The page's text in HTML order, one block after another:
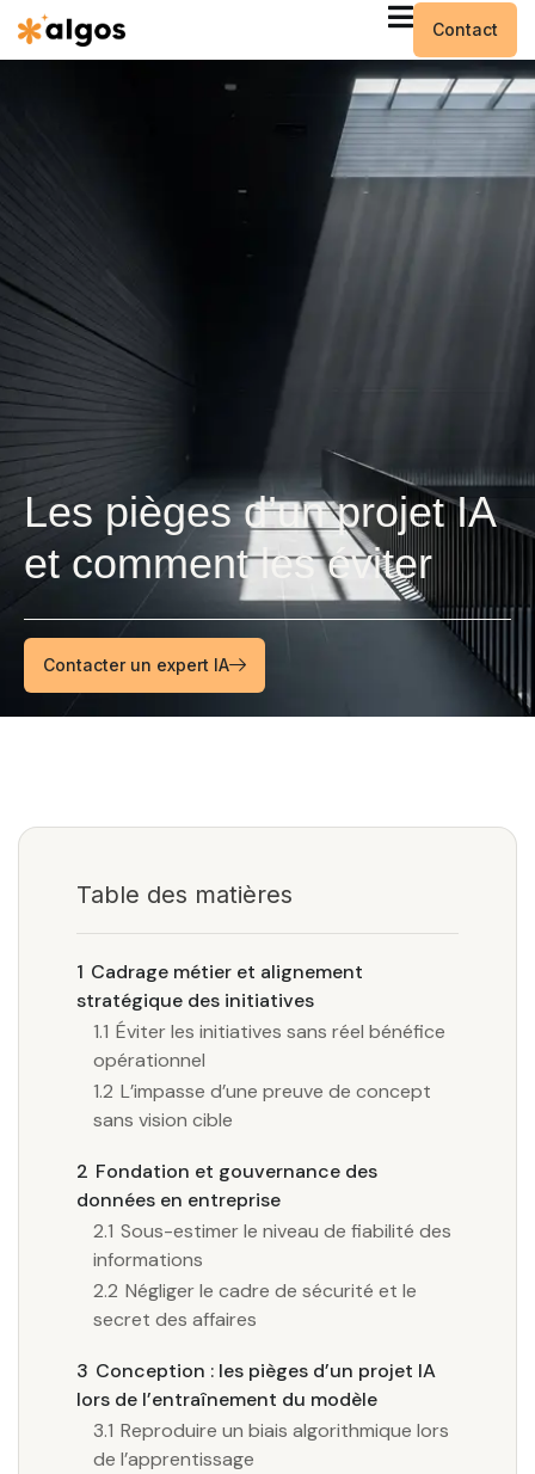
Contact
Les pièges d’un projet IA
et comment les éviter
Contacter un expert IA
Table des matières
1 Cadrage métier et alignement
stratégique des initiatives
1.1 Éviter les initiatives sans réel bénéfice
opérationnel
1.2 L’impasse d’une preuve de concept
sans vision cible
2 Fondation et gouvernance des
données en entreprise
2.1 Sous-estimer le niveau de fiabilité des
informations
2.2 Négliger le cadre de sécurité et le
secret des affaires
3 Conception : les pièges d’un projet IA
lors de l’entraînement du modèle
3.1 Reproduire un biais algorithmique lors
de l’apprentissage